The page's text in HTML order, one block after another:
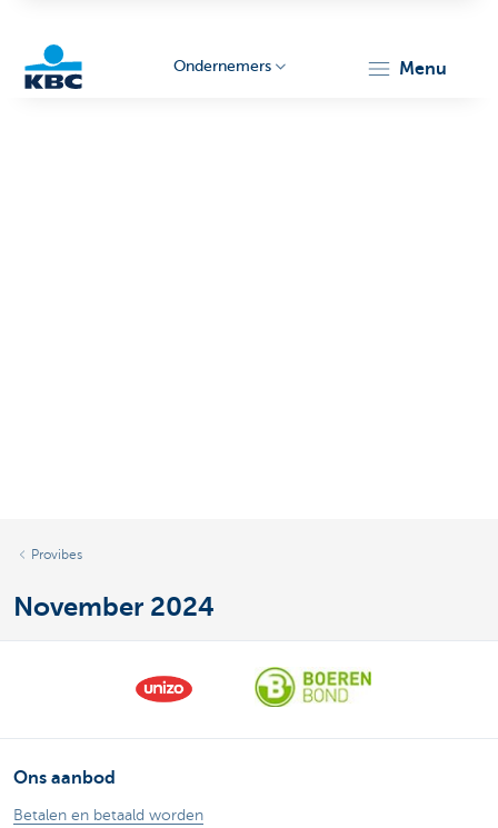
Ondernemers menu
Provibes
November 2024
Ons aanbod
Betalen en betaald worden